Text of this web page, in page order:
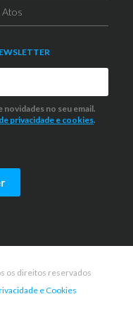
Atos
no seu email.
privacidadee cookies.
os direitos reservados
e Cookies